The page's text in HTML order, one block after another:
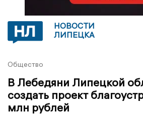
НОВОСТИ
ЛИПЕЦКА
Общество
В Лебедяни Липецкой
создать проект
млн рублей